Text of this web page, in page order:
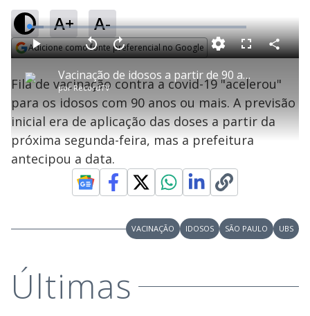
A+ A-
Adicione como fonte preferencial no Google
P
l
a
y
V
i
Vacinação de idosos a partir de 90 anos começa nesta sexta-feira (5) em São Paulo
por RecordTV
P V
t
a
r
0
e
g
n
d
o
s
A
a
n
ç
a
1
s
e
u
s
d
L
o
a
d
e
.
7
4
%
F
l
c
e
e
n
C
o
a
r
i
l
a
Fila de vacinação contra a covid-19 "acelerou"
para os idosos com 90 anos ou mais. A previsão
inicial era de aplicação das doses a partir da
próxima segunda-feira, mas a prefeitura
antecipou a data.
VACINAÇÃO IDOSOS SÃO PAULO UBS
Últimas